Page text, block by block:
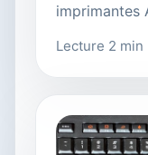
imprimantes
Lecture 2 min